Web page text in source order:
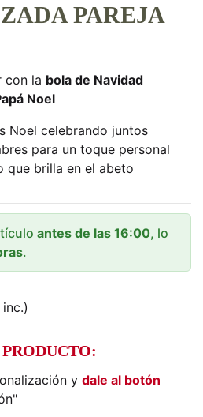
PAREJA
con la bola de Navidad
Noel
Noel celebrando juntos
para un toque personal
que brilla en el abeto
antes de las 16:00, lo
.
y dale al botón